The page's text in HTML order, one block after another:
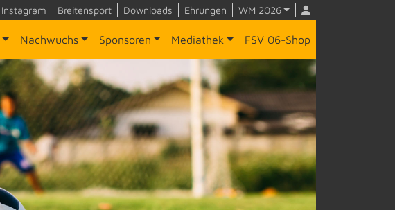
Instagram Breitensport Downloads Ehrungen WM 2026
Nachwuchs Sponsoren Mediathek FSV 06-Shop